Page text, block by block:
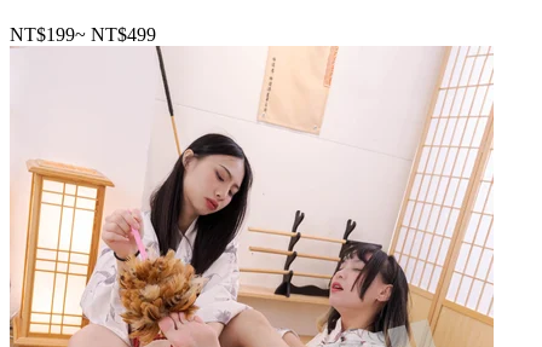
NT$199~ NT$499